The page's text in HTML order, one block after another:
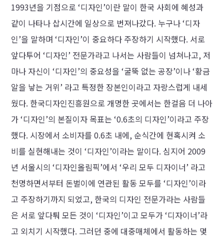
1993년을 기점으로 ‘디자인’이란 말이 한국 사회에 혜성과
같이 나타나 삽시간에 일상으로 번져나갔다. 누구나 ‘디자
인’을 말하며 ‘디자인’이 중요하다 주장하기 시작했다. 서로
앞다투어 ‘디자인’ 전문가라고 나서는 사람들이 넘쳐나고, 저
마나 자신이 ‘디자인’의 중요성을 ‘굴뚝 없는 공장’이나 ‘황금
알을 낳는 거위’ 라고 특정한 장본인이라고 자랑스럽게 내세
웠다. 한국디자인진흥원으로 개명한 곳에서는 한걸음 더 나아
가 ‘디자인’의 본질이자 목표는 ‘0.6초의 디자인’이라고 주장
했다. 시장에서 소비자를 0.6초 내에, 순식간에 현혹시켜 소
비를 실현해내는 것이 ‘디자인’이라는 말이다. 심지어 2009
년 서울시의 ‘디자인올림픽’에서 ‘우리 모두 디자이너’ 라고
천명하면서부터 돈벌이에 연관된 활동 모두를 ‘디자인’이라
고 주장하기까지 되었고, 한국의 디자인 전문가라는 사람들
은 서로 앞다퉈 모든 것이 ‘디자인’이고 모두가 ‘디자이너’라
고 외치기 시작했다. 그러던 중에 대중매체에서 활동하는 몇